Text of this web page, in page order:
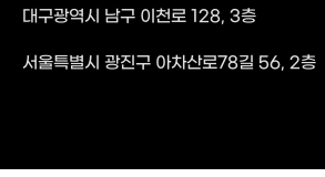
대구광역시 남구 이천로 128, 3층
서울특별시 광진구 아차산로78길 56, 2층